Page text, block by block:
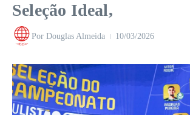
Seleção Ideal,
Por Douglas Almeida 10/03/2026